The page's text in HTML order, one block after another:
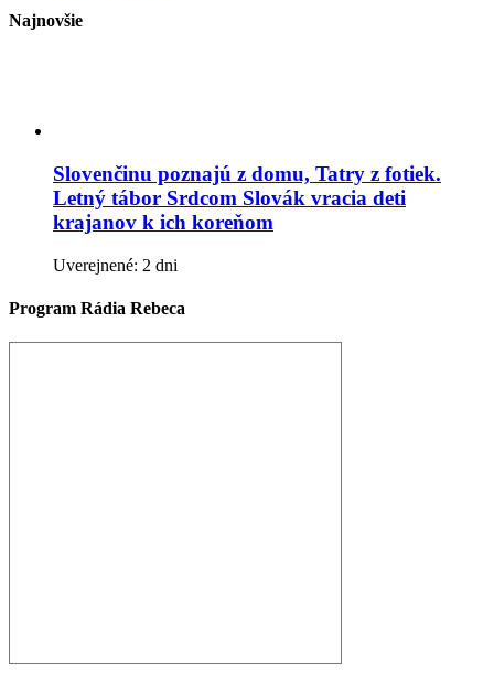
Najnovšie
Slovenčinu poznajú z domu, Tatry z fotiek.
Letný tábor Srdcom Slovák vracia deti
krajanov k ich koreňom
Uverejnené: 2 dni
Program Rádia Rebeca